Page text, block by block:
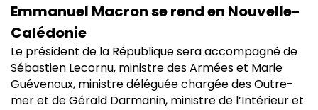
Emmanuel Macron se rend en Nouvelle-
Calédonie
Le président de la République sera accompagné de
Sébastien Lecornu, ministre des Armées et Marie
Guévenoux, ministre déléguée chargée des Outre-
mer et de Gérald Darmanin, ministre de l’Intérieur et